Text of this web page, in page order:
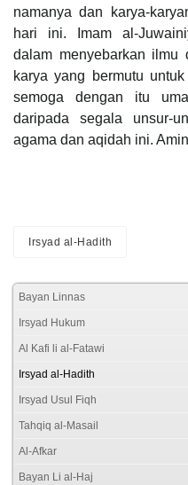
namanya dan karya-
hari ini. Imam al-
dalam menyebarkan ilmu
karya yang bermutu
semoga dengan itu
daripada segala unsur-
agama dan aqidah ini.
Irsyad al-Hadith
Bayan Linnas
Irsyad Hukum
Al Kafi li al-Fatawi
Irsyad al-Hadith
Irsyad Usul Fiqh
Tahqiq al-Masail
Al-Afkar
Bayan Li al-Haj